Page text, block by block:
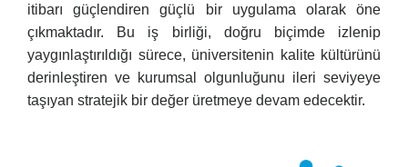
itibarı güçlendiren güçlü bir uygulama olarak öne
çıkmaktadır. Bu iş birliği, doğru biçimde izlenip
yaygınlaştırıldığı sürece, üniversitenin kalite kültürünü
derinleştiren ve kurumsal olgunluğunu ileri seviyeye
taşıyan stratejik bir değer üretmeye devam edecektir.